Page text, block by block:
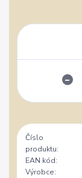
Číslo
produktu:
EAN kód:
Výrobce: